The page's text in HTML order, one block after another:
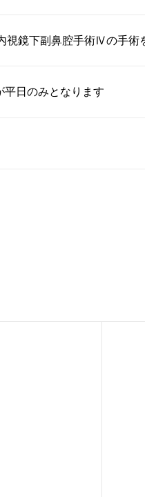
視鏡下副鼻腔手術Ⅳの手術
平日のみとなります